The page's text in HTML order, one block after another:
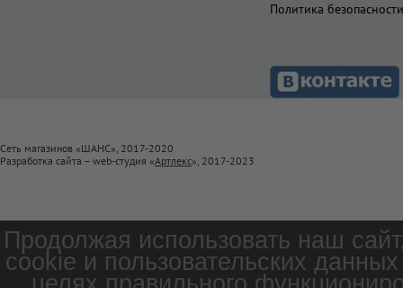
Политика безопасности
Сеть магазинов «ШАНС», 2017-2020
Разработка сайта – web-студия «Артлекс», 2017-2023
Продолжая использовать наш
cookie и пользовательских